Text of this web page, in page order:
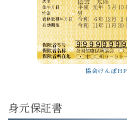
協会けんぽHP
身元保証書